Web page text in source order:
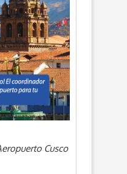
Cusco